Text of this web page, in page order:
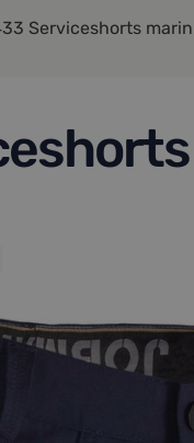
Serviceshorts